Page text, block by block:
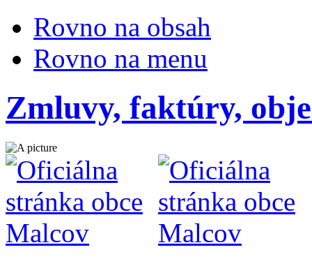
Rovno na obsah
Rovno na menu
Zmluvy, faktúry,